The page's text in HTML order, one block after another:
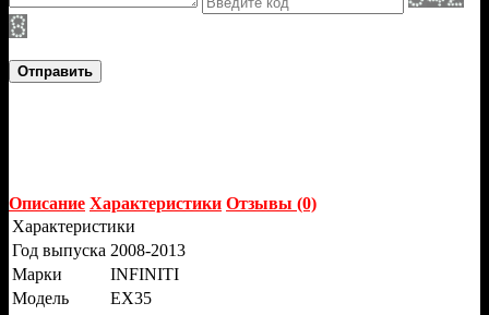
Отправить
Описание Характеристики Отзывы (0)
Характеристики
Год выпуска 2008-2013
Марки
INFINITI
Модель
EX35